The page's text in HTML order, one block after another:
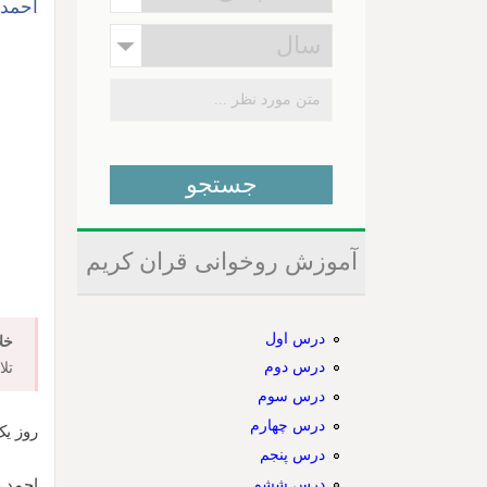
روز یک
آموزش روخوانی قران کریم
درس اول
درس دوم
درس سوم
درس چهارم
درس پنجم